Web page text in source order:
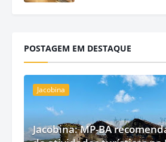
POSTAGEM EM DESTAQUE
Jacobina
Jacobina: MP-BA